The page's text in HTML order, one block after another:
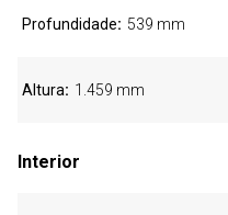
Profundidade 539 mm
Altura 1.459 mm
Interior